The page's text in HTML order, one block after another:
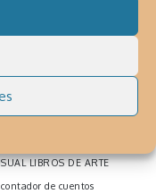
parte de la
LIBROS DE ARTE
contador de cuentos